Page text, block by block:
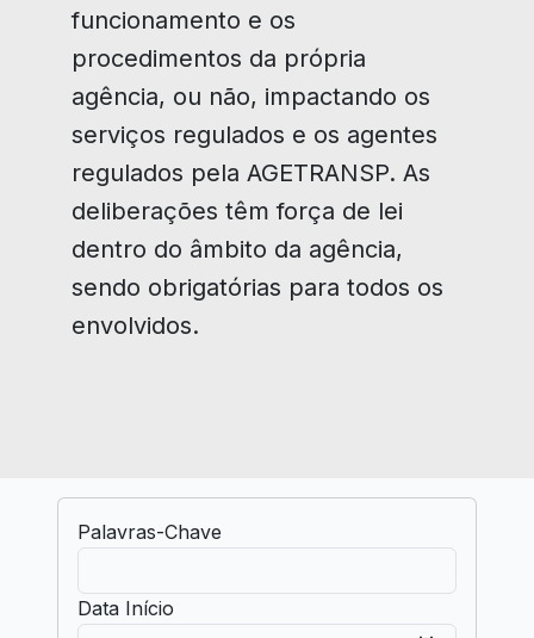
funcionamento e os
procedimentos da própria
agência, ou não, impactando os
serviços regulados e os agentes
regulados pela AGETRANSP. As
deliberações têm força de lei
dentro do âmbito da agência,
sendo obrigatórias para todos os
envolvidos.
Palavras-Chave
Data Início